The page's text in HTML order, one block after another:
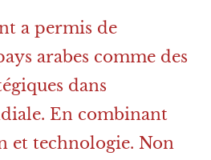
a permis de
arabes comme des
dans
En combinant
et technologie. Non